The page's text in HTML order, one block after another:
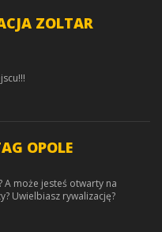
ZOLTAR
OPOLE
A może jesteś otwarty na
Uwielbiasz rywalizację?